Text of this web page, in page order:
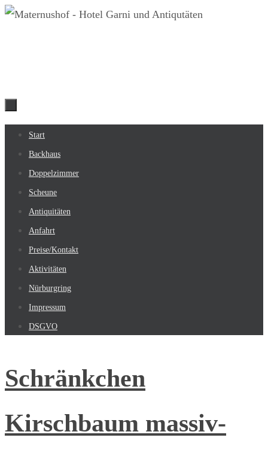
Zum
Zum
Inhalt
springen
Start
Backhaus
Doppelzimmer
Scheune
Antiquitäten
Anfahrt
Preise/Kontakt
Aktivitäten
Nürburgring
Impressum
DSGVO
Schränkchen
Kirschbaum massiv-